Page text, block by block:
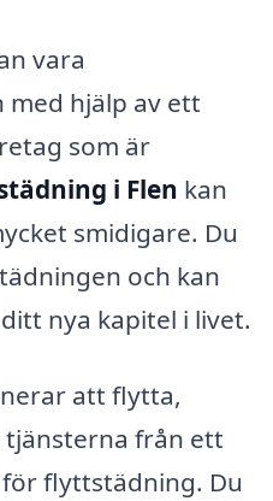
vara
med hjälp av ett
som är
i Flen kan
smidigare. Du
och kan
nya kapitel i livet.
att flytta,
från ett
flyttstädning. Du